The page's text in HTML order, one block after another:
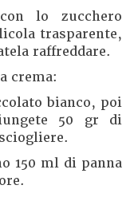
lo zucchero
trasparente,
raffreddare.
crema:
bianco, poi
50 gr di
150 ml di panna